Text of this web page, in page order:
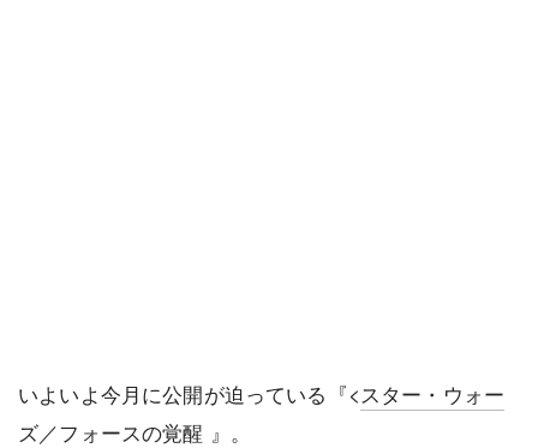
いよいよ今月に公開が迫っている『< スター・ウォー
ズ／フォースの覚醒 』。